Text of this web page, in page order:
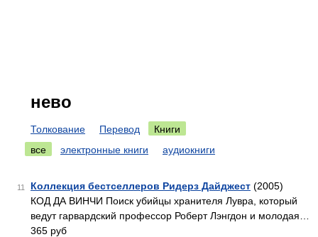
нево
Толкование Перевод
Книги
все
электронные книги аудиокниги
11 Коллекция бестселлеров Ридерз Дайджест (2005)
КОД ДА ВИНЧИ Поиск убийцы хранителя Лувра, который
ведут гарвардский профессор Роберт Лэнгдон и молодая…
365 руб